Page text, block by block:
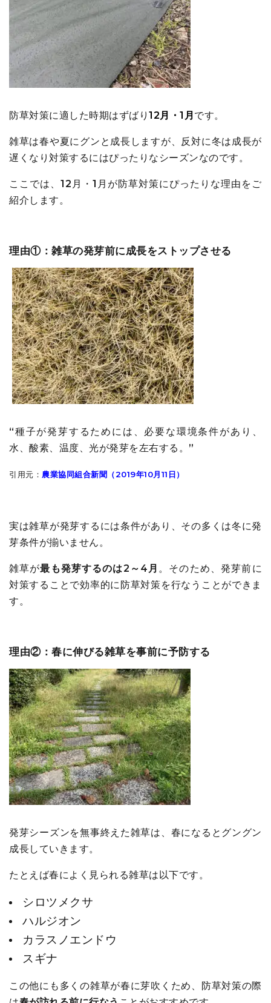
防草対策に適した時期はずばり 12月・1月 です。
雑草は春や夏にグンと成長しますが、反対に冬は成長が
遅くなり対策するにはぴったりなシーズンなのです。
ここでは、12月・1月が防草対策にぴったりな理由をご
紹介します。
理由①：雑草の発芽前に成長をストップさせる
“種子が発芽するためには、必要な環境条件があり、
水、酸素、温度、光が発芽を左右する。”
引用元： 農業協同組合新聞（2019年10月11日）
実は雑草が発芽するには条件があり、その多くは冬に発
芽条件が揃いません。
雑草が最も発芽するのは2～4月 。そのため、発芽前に
対策することで効率的に防草対策を行なうことができま
す。
理由②：春に伸びる雑草を事前に予防する
発芽シーズンを無事終えた雑草は、春になるとグングン
成長していきます。
たとえば春によく見られる雑草は以下です。
シロツメクサ
ハルジオン
カラスノエンドウ
スギナ
この他にも多くの雑草が春に芽吹くため、防草対策の際